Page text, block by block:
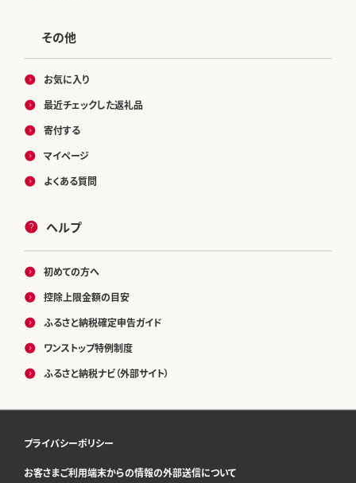
その他
お気に入り
最近チェックした返礼品
寄付する
マイページ
よくある質問
ヘルプ
初めての方へ
控除上限金額の目安
ふるさと納税確定申告ガイド
ワンストップ特例制度
ふるさと納税ナビ（外部サイト）
プライバシーポリシー
お客さまご利用端末からの情報の外部送信について